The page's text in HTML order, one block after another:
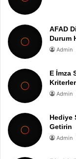
AFAD
Durum
Admin
E İmza
Kriterler
Admin
Hediye
Getirin
Admin